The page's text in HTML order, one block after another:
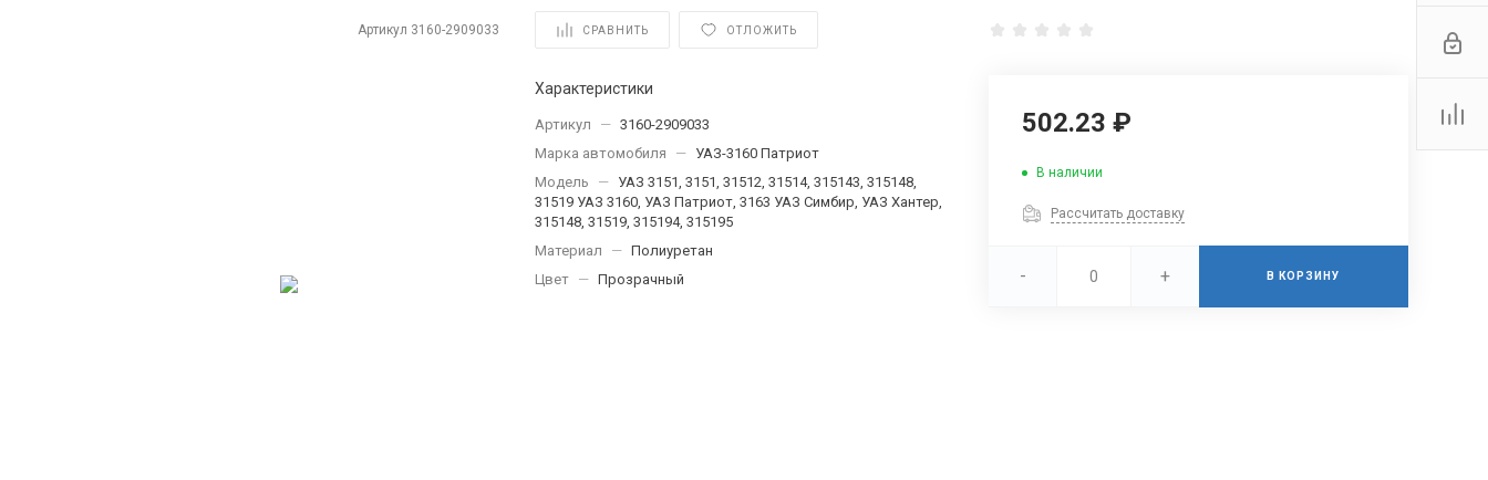
Артикул 3160-2909033 СРАВНИТЬ ОТЛОЖИТЬ
Характеристики
Артикул — 3160-2909033
Марка автомобиля
—
УАЗ-3160 Патриот
Модель
—
УАЗ 3151, 3151, 31512, 31514, 315143, 315148,
31519 УАЗ 3160, УАЗ Патриот, 3163 УАЗ Симбир, УАЗ Хантер,
315148, 31519, 315194, 315195
Материал
— Полиуретан
Цвет
— Прозрачный
502.23 ₽
В наличии
Рассчитать доставку
- + В КОРЗИНУ